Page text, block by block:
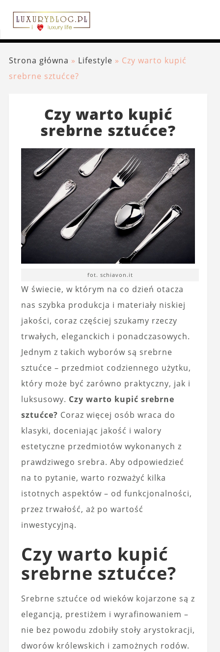
Strona główna » Lifestyle » Czy warto kupić
srebrne sztućce?
Czy warto kupić
srebrne sztućce?
fot. schiavon.it
W świecie, w którym na co dzień otacza
nas szybka produkcja i materiały niskiej
jakości, coraz częściej szukamy rzeczy
trwałych, eleganckich i ponadczasowych.
Jednym z takich wyborów są srebrne
sztućce – przedmiot codziennego użytku,
który może być zarówno praktyczny, jak i
luksusowy. Czy warto kupić srebrne
sztućce? Coraz więcej osób wraca do
klasyki, doceniając jakość i walory
estetyczne przedmiotów wykonanych z
prawdziwego srebra. Aby odpowiedzieć
na to pytanie, warto rozważyć kilka
istotnych aspektów – od funkcjonalności,
przez trwałość, aż po wartość
inwestycyjną.
Czy warto kupić
srebrne sztućce?
Srebrne sztućce od wieków kojarzone są z
elegancją, prestiżem i wyrafinowaniem –
nie bez powodu zdobiły stoły arystokracji,
dworów królewskich i zamożnych rodów.